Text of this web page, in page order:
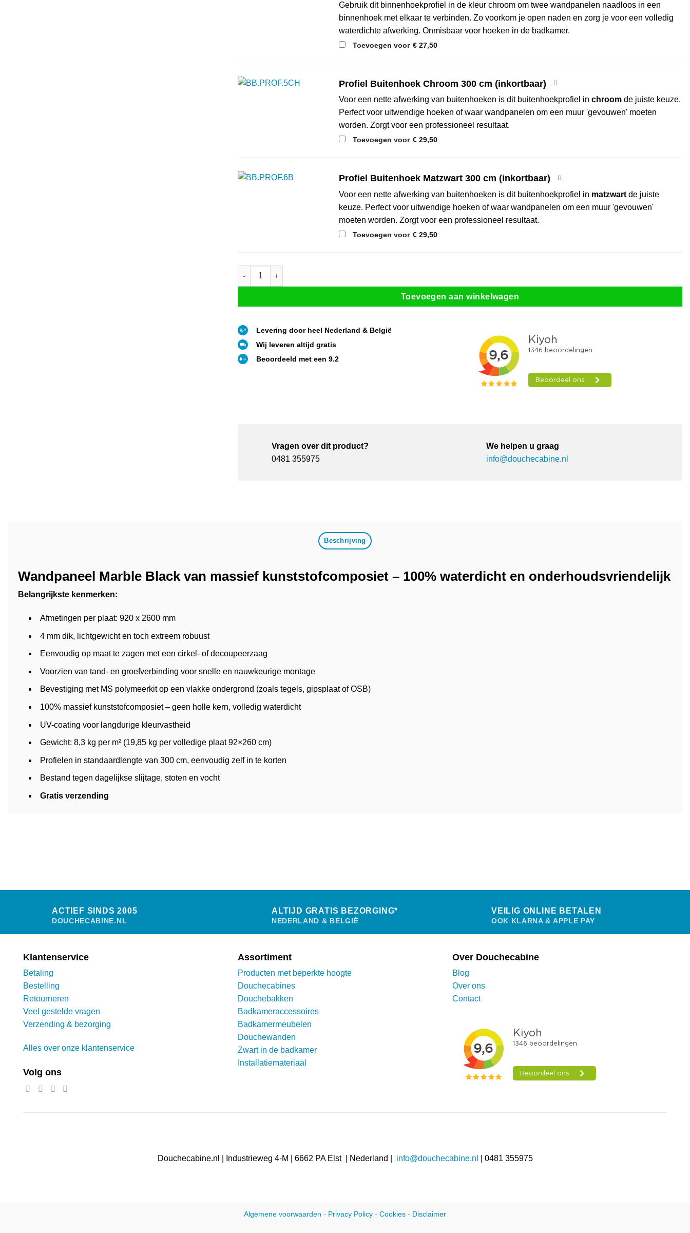
Gebruik dit binnenhoekprofiel in de kleur chroom om twee wandpanelen naadloos in een
binnenhoek met elkaar te verbinden. Zo voorkom je open naden en zorg je voor een volledig
waterdichte afwerking. Onmisbaar voor hoeken in de badkamer.
Toevoegen voor €27,50
Profiel Buitenhoek Chroom 300 cm (inkortbaar)
Voor een nette afwerking van buitenhoeken is dit buitenhoekprofiel inchroomde juiste keuze.
Perfect voor uitwendige hoeken of waar wandpanelen om een muur 'gevouwen' moeten
worden. Zorgt voor een professioneel resultaat.
Toevoegen voor €29,50
Profiel Buitenhoek Matzwart 300 cm (inkortbaar)
Voor een nette afwerking van buitenhoeken is dit buitenhoekprofiel in matzwart de juiste
keuze. Perfect voor uitwendige hoeken of waar wandpanelen om een muur 'gevouwen'
moeten worden. Zorgt voor een professioneel resultaat.
Toevoegen voor €29,50
Klik-Wandpaneel Marble Black 92 x 260 cm (inkortbaar) aantal
Toevoegen aan winkelwagen
Levering door heel Nederland & België
Wij leveren altijd gratis
Beoordeeld met een 9.2
Vragen over dit product?
0481 355975
We helpen u graag
info@douchecabine.nl
Beschrijving
Wandpaneel Marble Black van massief kunststofcomposiet – 100% waterdicht en onderhoudsvriendelijk
Belangrijkste kenmerken:
Afmetingen per plaat: 920 x 2600 mm
4 mm dik, lichtgewicht en toch extreem robuust
Eenvoudig op maat te zagen met een cirkel- of decoupeerzaag
Voorzien van tand- en groefverbinding voor snelle en nauwkeurige montage
Bevestiging met MS polymeerkit op een vlakke ondergrond (zoals tegels, gipsplaat of OSB)
100% massief kunststofcomposiet – geen holle kern, volledig waterdicht
UV-coating voor langdurige kleurvastheid
Gewicht: 8,3 kg per m² (19,85 kg per volledige plaat 92×260 cm)
Profielen in standaardlengte van 300 cm, eenvoudig zelf in te korten
Bestand tegen dagelijkse slijtage, stoten en vocht
Gratis verzending
ACTIEF SINDS 2005
DOUCHECABINE.NL
ALTIJD GRATIS BEZORGING*
NEDERLAND & BELGIË
VEILIG ONLINE BETALEN
OOK KLARNA & APPLE PAY
Klantenservice
Betaling
Bestelling
Retourneren
Veel gestelde vragen
Verzending & bezorging
Alles over onze klantenservice
Volg ons
Assortiment
Producten met beperkte hoogte
Douchecabines
Douchebakken
Badkameraccessoires
Badkamermeubelen
Douchewanden
Zwart in de badkamer
Installatiemateriaal
Over Douchecabine
Blog
Over ons
Contact
Douchecabine.nl | Industrieweg 4-M | 6662 PA Elst | Nederland | info@douchecabine.nl | 0481 355975
Algemene voorwaarden - Privacy Policy - Cookies - Disclaimer